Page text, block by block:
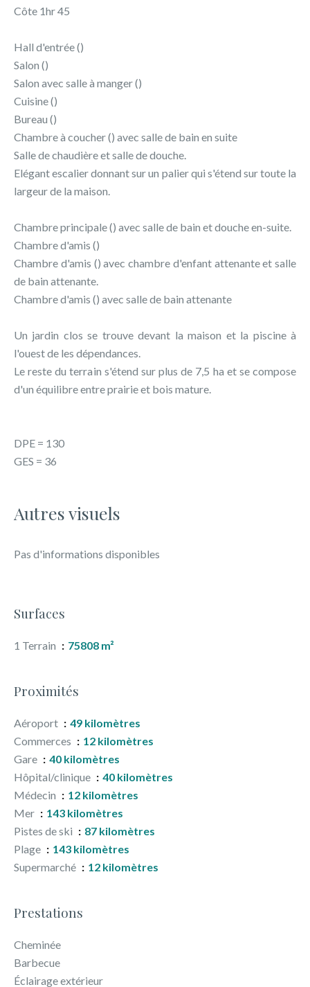
Côte 1hr 45
Hall d'entrée ()
Salon ()
Salon avec salle à manger ()
Cuisine ()
Bureau ()
Chambre à coucher () avec salle de bain en suite
Salle de chaudière et salle de douche.
Elégant escalier donnant sur un palier qui s'étend sur toute la
largeur de la maison.
Chambre principale () avec salle de bain et douche en-suite.
Chambre d'amis ()
Chambre d'amis () avec chambre d'enfant attenante et salle
de bain attenante.
Chambre d'amis () avec salle de bain attenante
Un jardin clos se trouve devant la maison et la piscine à
l'ouest de les dépendances.
Le reste du terrain s'étend sur plus de 7,5 ha et se compose
d'un équilibre entre prairie et bois mature.
DPE = 130
GES = 36
Autres visuels
Pas d'informations disponibles
Surfaces
1 Terrain 75808 m²
Proximités
Aéroport
49 kilomètres
Commerces
12 kilomètres
Gare
40 kilomètres
Hôpital/clinique
40 kilomètres
Médecin
12 kilomètres
Mer
143 kilomètres
Pistes de ski
87 kilomètres
Plage
143 kilomètres
Supermarché
12 kilomètres
Prestations
Cheminée
Barbecue
Éclairage extérieur